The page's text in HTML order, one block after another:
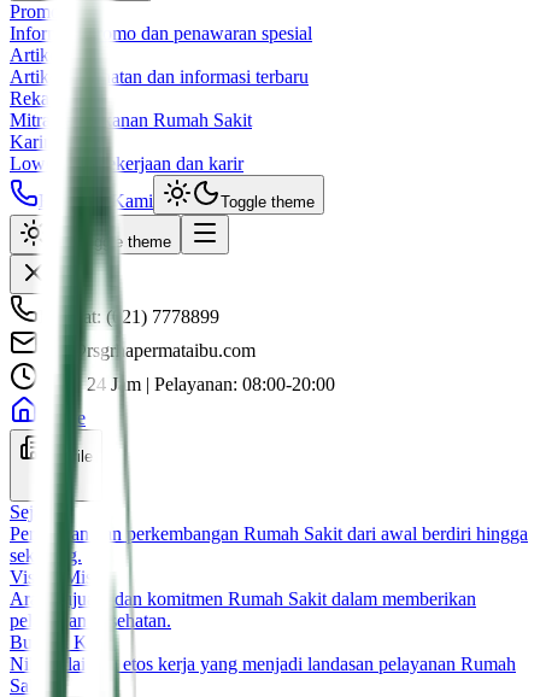
Promo
Informasi promo dan penawaran spesial
Artikel
Artikel kesehatan dan informasi terbaru
Rekanan
Mitra dan rekanan Rumah Sakit
Karir
Lowongan pekerjaan dan karir
Hubungi Kami
Toggle theme
Toggle theme
Darurat: (021) 7778899
info@rsgrhapermataibu.com
UGD 24 Jam | Pelayanan: 08:00-20:00
Home
Profile
Sejarah
Perjalanan dan perkembangan Rumah Sakit dari awal berdiri hingga
sekarang.
Visi & Misi
Arah, tujuan, dan komitmen Rumah Sakit dalam memberikan
pelayanan kesehatan.
Budaya Kerja
Nilai-nilai dan etos kerja yang menjadi landasan pelayanan Rumah
Sakit.